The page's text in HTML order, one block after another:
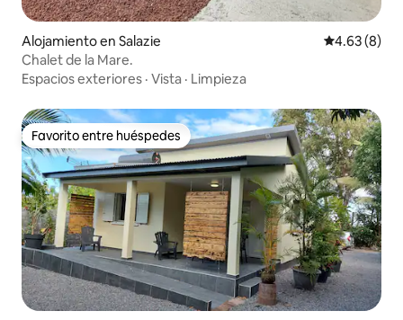
Alojamiento en Salazie Calificación
4.63 (8)
Chalet de la Mare.
Espacios exteriores · Vista · Limpieza
Favorito entre huéspedes
Favorito entre huéspedes